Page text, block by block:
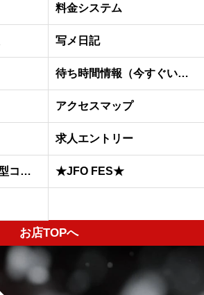
料金システム
写メ日記
待ち時間情報（今すぐいける娘）
アクセスマップ
求人エントリー
Beppin Houseの新型コロナウイルスへの予防対策について ★JFO FES★
お店TOPへ